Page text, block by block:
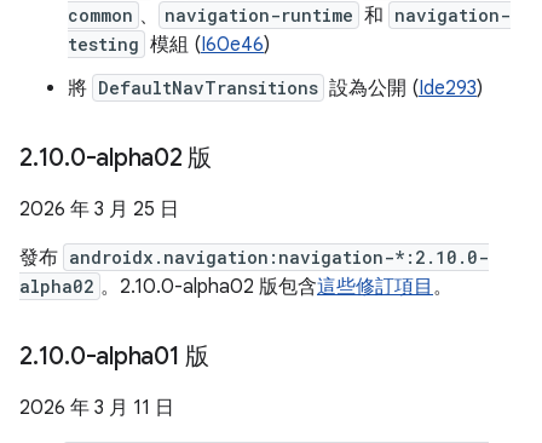
common 、 navigation-runtime 和 navigation-
testing 模組 (I60e46)
將 DefaultNavTransitions 設為公開 (Ide293)
2.10.0-alpha02 版
2026 年 3 月 25 日
發布 androidx.navigation:navigation-*:2.10.0-
alpha02 。2.10.0-alpha02 版包含這些修訂項目 。
2.10.0-alpha01 版
2026 年 3 月 11 日